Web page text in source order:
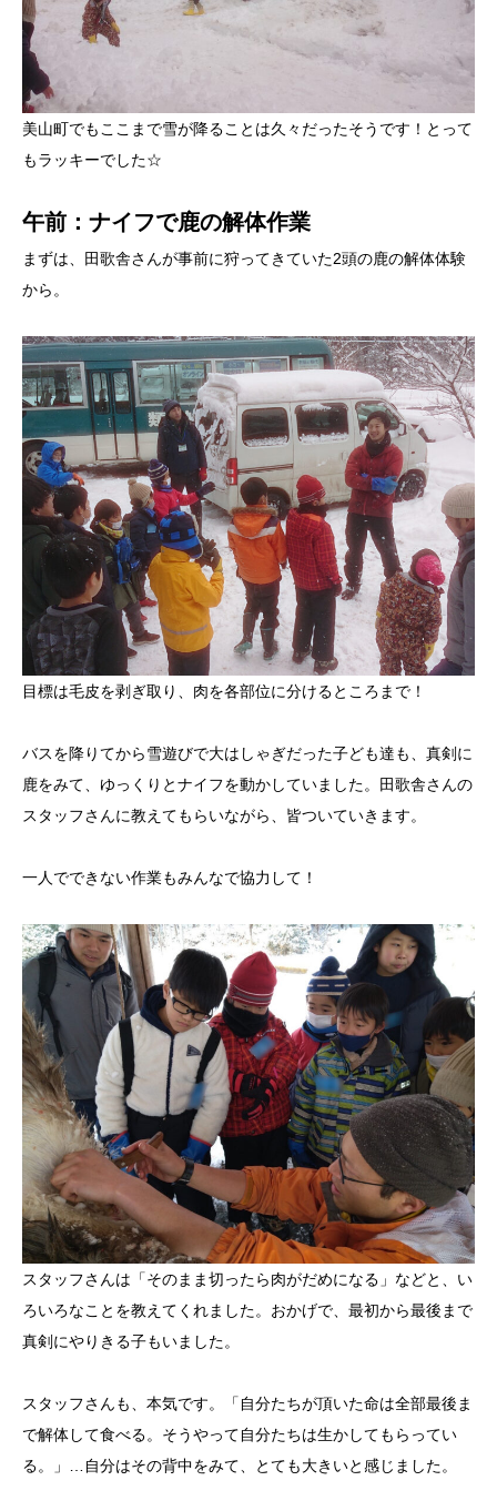
美山町でもここまで雪が降ることは久々だったそうです！とって
もラッキーでした☆
午前：ナイフで鹿の解体作業
まずは、田歌舎さんが事前に狩ってきていた2頭の鹿の解体体験
から。
目標は毛皮を剥ぎ取り、肉を各部位に分けるところまで！
バスを降りてから雪遊びで大はしゃぎだった子ども達も、真剣に
鹿をみて、ゆっくりとナイフを動かしていました。田歌舎さんの
スタッフさんに教えてもらいながら、皆ついていきます。
一人でできない作業もみんなで協力して！
スタッフさんは「そのまま切ったら肉がだめになる」などと、い
ろいろなことを教えてくれました。おかげで、最初から最後まで
真剣にやりきる子もいました。
スタッフさんも、本気です。「自分たちが頂いた命は全部最後ま
で解体して食べる。そうやって自分たちは生かしてもらってい
る。」…自分はその背中をみて、とても大きいと感じました。